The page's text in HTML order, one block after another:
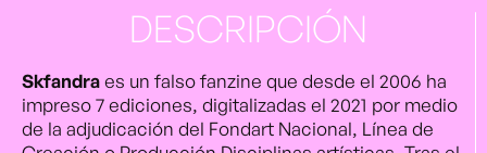
DESCRIPCIÓN
Skfandraes un falso fanzine que desde el 2006 ha
impreso 7 ediciones, digitalizadas el 2021 por medio
de la adjudicación del Fondart Nacional, Línea de